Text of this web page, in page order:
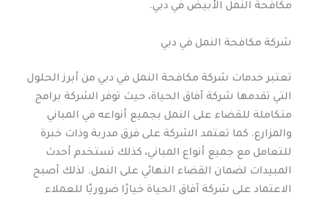
مكافحة النمل الأبيض في دبي.
شركة مكافحة النمل في دبي
تعتبر خدمات شركة مكافحة النمل في دبي من أبرز الحلول
التي تقدمها شركة آفاق الحياة، حيث توفر الشركة برامج
متكاملة للقضاء على النمل بجميع أنواعه في المباني
والمزارع. كما تعتمد الشركة على فرق مدربة وذات خبرة
للتعامل مع جميع أنواع المباني، كذلك تستخدم أحدث
المبيدات لضمان القضاء النهائي على النمل. لذلك أصبح
الاعتماد على شركة آفاق الحياة خيارًا ضروريًا للعملاء